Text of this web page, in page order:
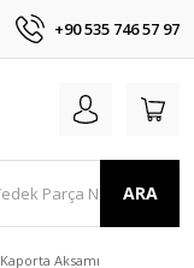
+90 535 746 57 97
ARA
Kaporta Aksamı